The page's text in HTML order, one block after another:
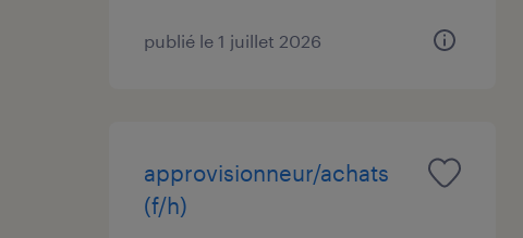
publié le 1 juillet 2026
approvisionneur/achats
(f/h)